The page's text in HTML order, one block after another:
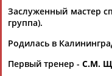
Флюра
АББАТЕ-
Татьяна
Заслуженный мастер
группа).
Родилась в
Первый тренер - С.М.